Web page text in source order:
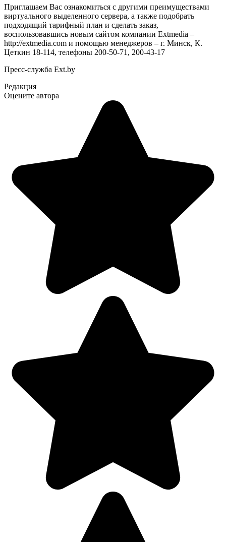
Приглашаем Вас ознакомиться с другими преимуществами
виртуального выделенного сервера, а также подобрать
подходящий тарифный план и сделать заказ,
воспользовавшись новым сайтом компании Extmedia –
http://extmedia.com и помощью менеджеров – г. Минск, К.
Цеткин 18-114, телефоны 200-50-71, 200-43-17
Пресс-служба Ext.by
Редакция
Оцените автора